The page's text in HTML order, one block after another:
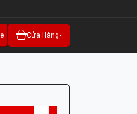
Cửa Hàng